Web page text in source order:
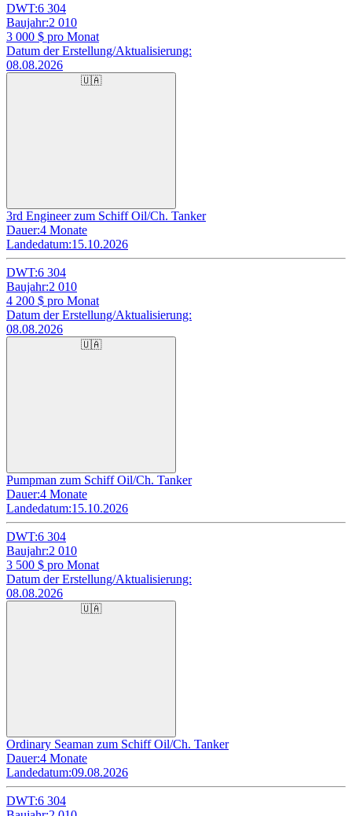
DWT:6 304
Baujahr:2 010
3 000 $ pro Monat
Datum der Erstellung/Aktualisierung:
08.08.2026
🇺🇦
3rd Engineer zum Schiff Oil/Ch. Tanker
Dauer:4 Monate
Landedatum:15.10.2026
DWT:6 304
Baujahr:2 010
4 200 $ pro Monat
Datum der Erstellung/Aktualisierung:
08.08.2026
🇺🇦
Pumpman zum Schiff Oil/Ch. Tanker
Dauer:4 Monate
Landedatum:15.10.2026
DWT:6 304
Baujahr:2 010
3 500 $ pro Monat
Datum der Erstellung/Aktualisierung:
08.08.2026
🇺🇦
Ordinary Seaman zum Schiff Oil/Ch. Tanker
Dauer:4 Monate
Landedatum:09.08.2026
DWT:6 304